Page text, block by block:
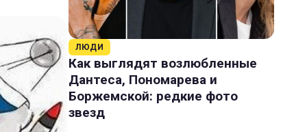
ЛЮДИ
Как выглядят возлюбленные
Дантеса, Пономарева и
Боржемской: редкие фото
звезд